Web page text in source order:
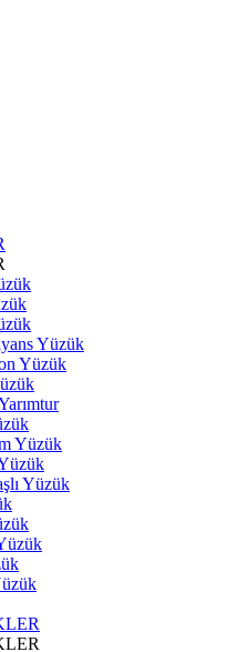
Yüzük
Yüzük
Yüzük
Yüzük